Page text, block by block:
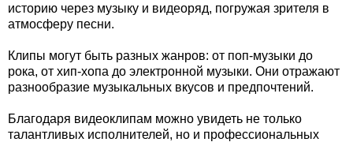
историю через музыку и видеоряд, погружая зрителя в
атмосферу песни.
Клипы могут быть разных жанров: от поп-музыки до
рока, от хип-хопа до электронной музыки. Они отражают
разнообразие музыкальных вкусов и предпочтений.
Благодаря видеоклипам можно увидеть не только
талантливых исполнителей, но и профессиональных